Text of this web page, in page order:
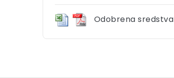
Odobrena sredstva